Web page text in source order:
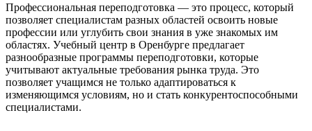
Профессиональная переподготовка — это процесс, который
позволяет специалистам разных областей освоить новые
профессии или углубить свои знания в уже знакомых им
областях. Учебный центр в Оренбурге предлагает
разнообразные программы переподготовки, которые
учитывают актуальные требования рынка труда. Это
позволяет учащимся не только адаптироваться к
изменяющимся условиям, но и стать конкурентоспособными
специалистами.